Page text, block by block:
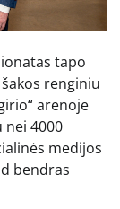
tapo
renginiu
arenoje
nei 4000
medijos
bendras